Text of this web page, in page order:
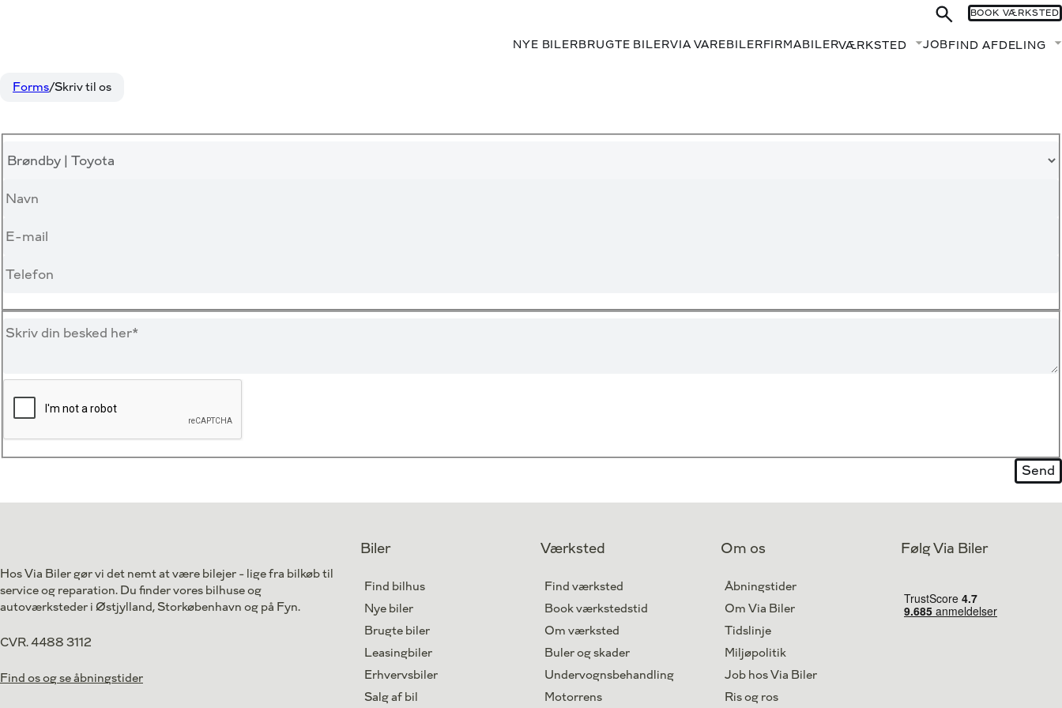
NYE BILER BRUGTE BILERVIA VAREBILER FIRMABILERVÆRKSTED Fold undermenu ud
JOB FIND AFDELING
BOOK VÆRKSTED
Forms Skriv til os
Hos Via Biler gør vi det nemt at være bilejer - lige fra bilkøb til
service og reparation. Du finder vores bilhuse og
autoværksteder i Østjylland, Storkøbenhavn og på Fyn.
CVR. 4488 3112
Find os og se åbningstider
Biler
Find bilhus
Nye biler
Brugte biler
Leasingbiler
Erhvervsbiler
Salg af bil
Værksted
Find værksted
Book værkstedstid
Om værksted
Buler og skader
Undervognsbehandling
Motorrens
Om os
Åbningstider
Om Via Biler
Tidslinje
Miljøpolitik
Job hos Via Biler
Ris og ros
Følg Via Biler